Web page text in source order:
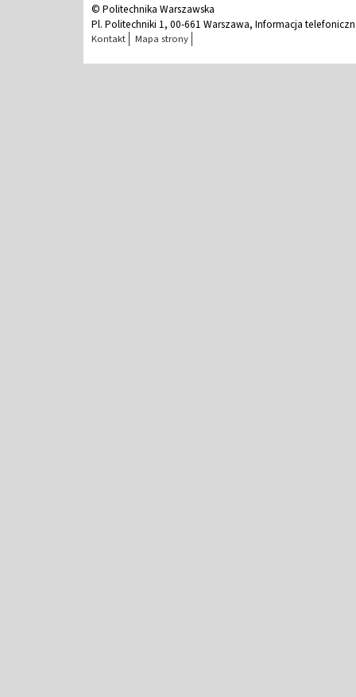
© Politechnika Warszawska
Pl. Politechniki 1, 00-661 Warszawa, Informacja
Kontakt Mapa strony